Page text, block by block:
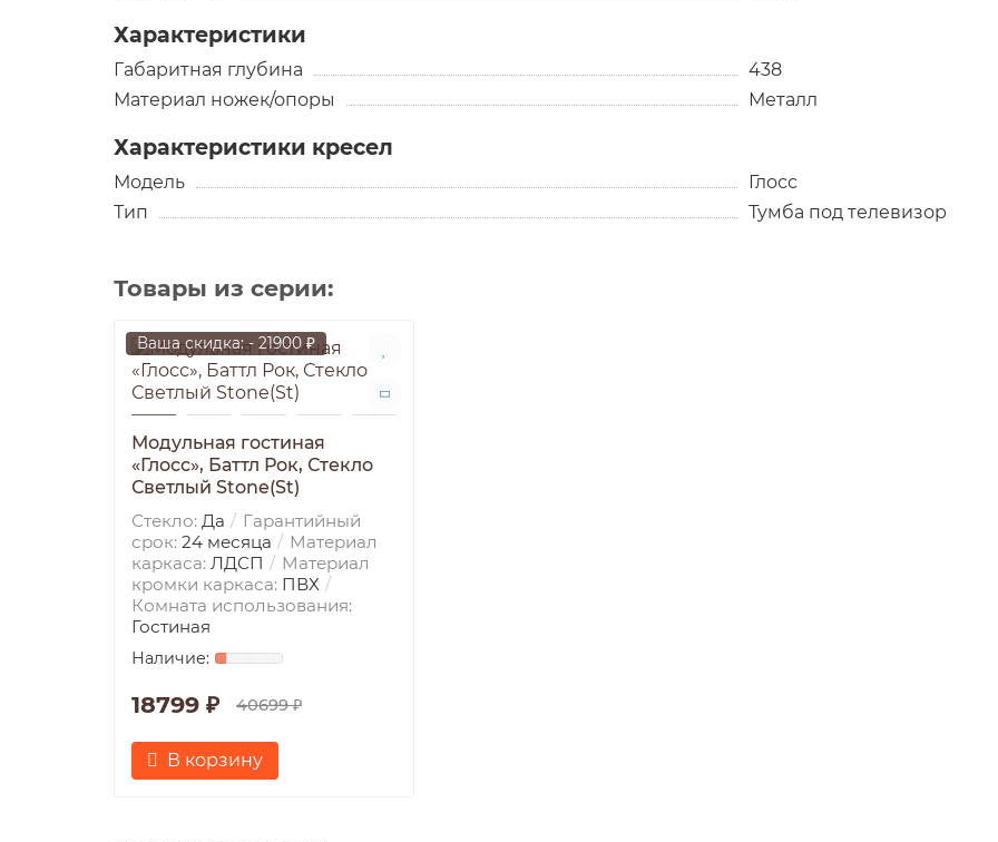
Характеристики
Габаритная глубина
438
Материал ножек/опоры
Металл
Характеристики кресел
Модель
Глосс
Тип
Тумба под телевизор
Товары из серии:
Ваша скидка: - 21900 ₽
Модульная гостиная
«Глосс», Баттл Рок, Стекло
Светлый Stone(St)
Стекло: Да
Гарантийный
срок: 24 месяца
Материал
каркаса: ЛДСП
Материал
кромки каркаса: ПВХ
Комната использования:
Гостиная
18799 ₽ 40699 ₽
В корзину